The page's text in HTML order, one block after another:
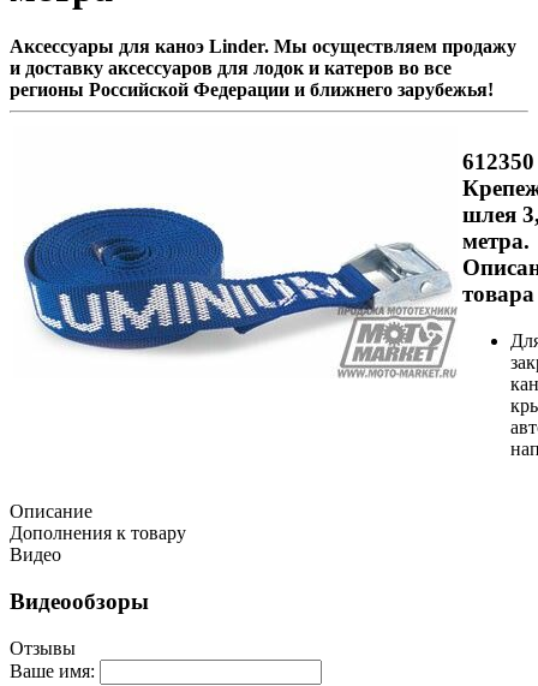
Аксессуары для каноэ Linder. Мы осуществляем продажу
и доставку аксессуаров для лодок и катеров во все
регионы Российской Федерации и ближнего зарубежья!
шлея
метра.
товара
Описание
Дополнения к товару
Видео
Видеообзоры
Отзывы
Ваше имя: